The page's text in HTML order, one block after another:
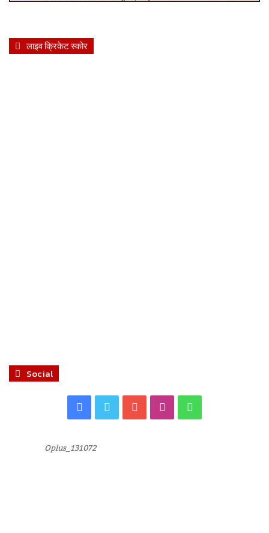
लाइव क्रिकेट स्कोर
Social
Facebook
Twitter YouTubeInstagram
Oplus_131072